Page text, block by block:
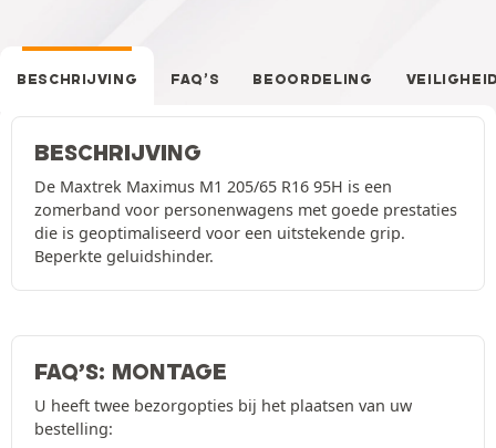
BESCHRIJVING FAQ’S BEOORDELING
BESCHRIJVING
De Maxtrek Maximus M1 205/65 R16 95H is een
zomerband voor personenwagens met goede prestaties
die is geoptimaliseerd voor een uitstekende grip.
Beperkte geluidshinder.
FAQ’S: MONTAGE
U heeft twee bezorgopties bij het plaatsen van uw
bestelling: